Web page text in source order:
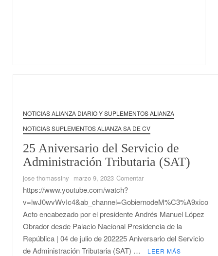
NOTICIAS ALIANZA DIARIO Y SUPLEMENTOS ALIANZA
NOTICIAS SUPLEMENTOS ALIANZA SA DE CV
25 Aniversario del Servicio de
Administración Tributaria (SAT)
jose thomassiny marzo 9, 2023 Comentaren
Aniversario
del
Servicio
de
Administración
Tributaria
https://www.youtube.com/watch?
v=lwJ0wvWvIc4&ab_channel=GobiernodeM%C3%A9xico
Acto encabezado por el presidente Andrés Manuel López
Obrador desde Palacio Nacional Presidencia de la
República | 04 de julio de 202225 Aniversario del Servicio
de Administración Tributaria (SAT) …
LEER MÁS